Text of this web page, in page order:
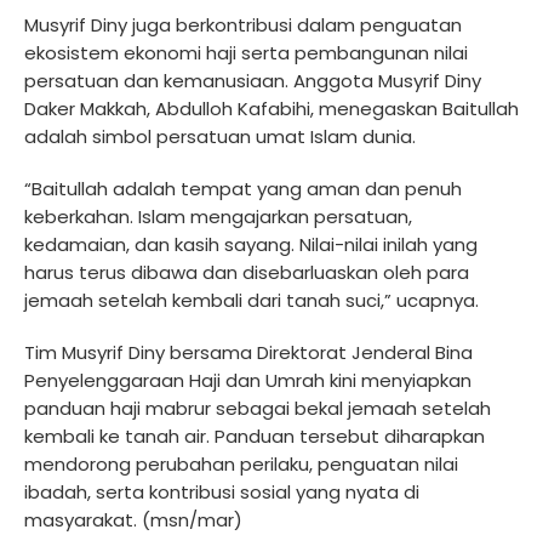
Musyrif Diny juga berkontribusi dalam penguatan
ekosistem ekonomi haji serta pembangunan nilai
persatuan dan kemanusiaan. Anggota Musyrif Diny
Daker Makkah, Abdulloh Kafabihi, menegaskan Baitullah
adalah simbol persatuan umat Islam dunia.
“Baitullah adalah tempat yang aman dan penuh
keberkahan. Islam mengajarkan persatuan,
kedamaian, dan kasih sayang. Nilai-nilai inilah yang
harus terus dibawa dan disebarluaskan oleh para
jemaah setelah kembali dari tanah suci,” ucapnya.
Tim Musyrif Diny bersama Direktorat Jenderal Bina
Penyelenggaraan Haji dan Umrah kini menyiapkan
panduan haji mabrur sebagai bekal jemaah setelah
kembali ke tanah air. Panduan tersebut diharapkan
mendorong perubahan perilaku, penguatan nilai
ibadah, serta kontribusi sosial yang nyata di
masyarakat. (msn/mar)